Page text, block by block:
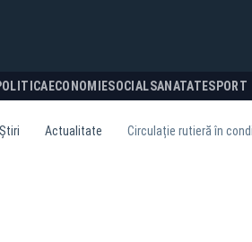
ECONOMIESOCIALSANATATESPORT
Știri Actualitate Circulație rutieră în